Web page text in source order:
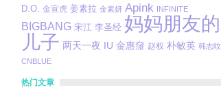
D.O. 金宣虎 姜素拉 金素妍 Apink INFINITE
BIGBANG 宋江 李圣经 妈妈朋友的
儿子 两天一夜 IU 金惠奫 赵权 朴敏英 韩志旼
CNBLUE
热门文章